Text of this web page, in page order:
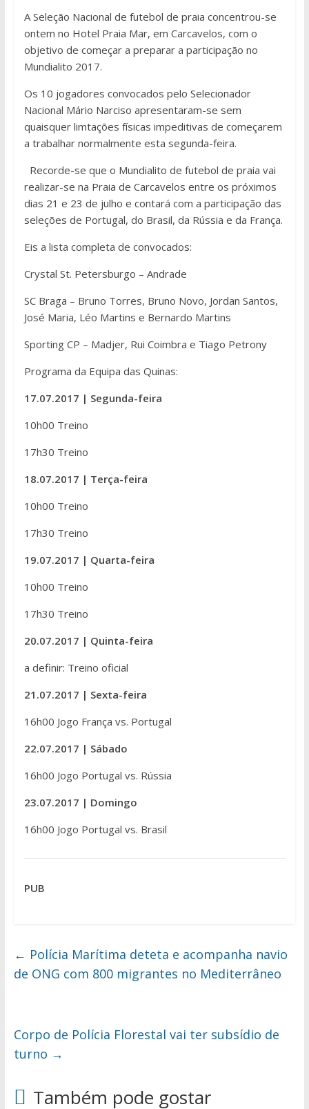
A Seleção Nacional de futebol de praia concentrou-se
ontem no Hotel Praia Mar, em Carcavelos, com o
objetivo de começar a preparar a participação no
Mundialito 2017.
Os 10 jogadores convocados pelo Selecionador
Nacional Mário Narciso apresentaram-se sem
quaisquer limtações físicas impeditivas de começarem
a trabalhar normalmente esta segunda-feira.
Recorde-se que o Mundialito de futebol de praia vai
realizar-se na Praia de Carcavelos entre os próximos
dias 21 e 23 de julho e contará com a participação das
seleções de Portugal, do Brasil, da Rússia e da França.
Eis a lista completa de convocados:
Crystal St. Petersburgo – Andrade
SC Braga – Bruno Torres, Bruno Novo, Jordan Santos,
José Maria, Léo Martins e Bernardo Martins
Sporting CP – Madjer, Rui Coimbra e Tiago Petrony
Programa da Equipa das Quinas:
17.07.2017 | Segunda-feira
10h00 Treino
17h30 Treino
18.07.2017 | Terça-feira
10h00 Treino
17h30 Treino
19.07.2017 | Quarta-feira
10h00 Treino
17h30 Treino
20.07.2017 | Quinta-feira
a definir: Treino oficial
21.07.2017 | Sexta-feira
16h00 Jogo França vs. Portugal
22.07.2017 | Sábado
16h00 Jogo Portugal vs. Rússia
23.07.2017 | Domingo
16h00 Jogo Portugal vs. Brasil
PUB
← Polícia Marítima deteta e acompanha navio
de ONG com 800 migrantes no Mediterrâneo
Corpo de Polícia Florestal vai ter subsídio de
turno →
Também pode gostar